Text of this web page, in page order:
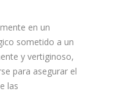
en un
sometido a un
y vertiginoso,
para asegurar el
las